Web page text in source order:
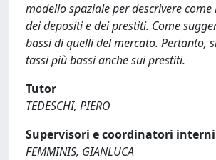
modello spaziale per descrivere
dei depositi e dei prestiti. Come
bassi di quelli del mercato. Pertanto,
tassi più bassi anche sui prestiti.
Tutor
TEDESCHI, PIERO
Supervisori e coordinatori interni
FEMMINIS, GIANLUCA